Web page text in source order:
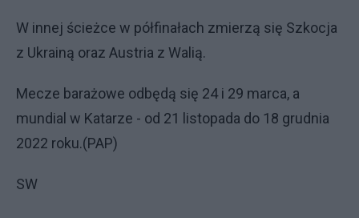
W innej ścieżce w półfinałach zmierzą się Szkocja
z Ukrainą oraz Austria z Walią.
Mecze barażowe odbędą się 24 i 29 marca, a
mundial w Katarze - od 21 listopada do 18 grudnia
2022 roku.(PAP)
SW